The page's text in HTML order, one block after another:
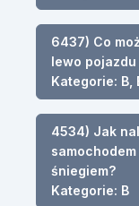
6437) Co
lewo
Kategorie: B,
4534) Jak
śniegiem?
Kategorie: B